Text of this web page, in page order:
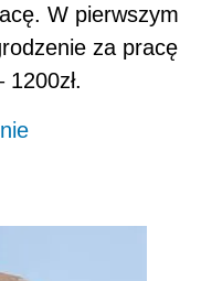
W pierwszym
za pracę